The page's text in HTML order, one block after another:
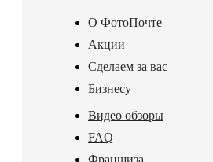
О ФотоПочте
Акции
Сделаем за вас
Бизнесу
Видео обзоры
FAQ
Франшиза